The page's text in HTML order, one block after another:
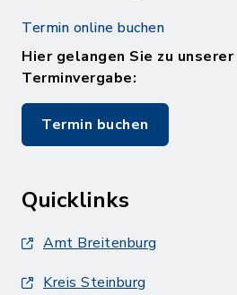
Termin online buchen
Hier gelangen Sie zu
Terminvergabe:
Termin buchen
Quicklinks
Amt Breitenburg
Kreis Steinburg